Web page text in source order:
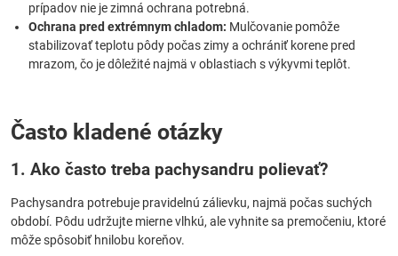
prípadov nie je zimná ochrana potrebná.
Ochrana pred extrémnym chladom: Mulčovanie pomôže
stabilizovať teplotu pôdy počas zimy a ochrániť korene pred
mrazom, čo je dôležité najmä v oblastiach s výkyvmi teplôt.
Často kladené otázky
1. Ako často treba pachysandru polievať?
Pachysandra potrebuje pravidelnú zálievku, najmä počas suchých
období. Pôdu udržujte mierne vlhkú, ale vyhnite sa premočeniu, ktoré
môže spôsobiť hnilobu koreňov.